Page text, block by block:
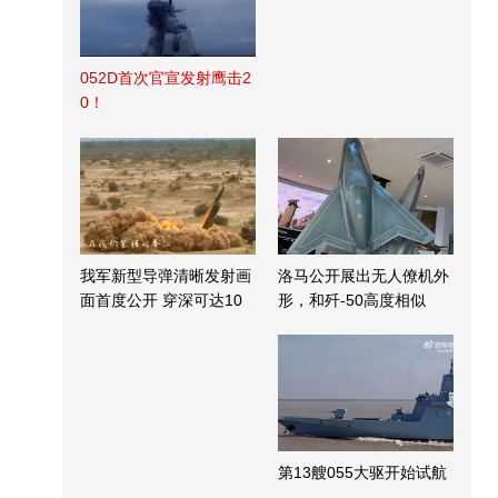
052D首次官宣发射鹰击2
0！
我军新型导弹清晰发射画
面首度公开 穿深可达10
洛马公开展出无人僚机外
形，和歼-50高度相似
第13艘055大驱开始试航